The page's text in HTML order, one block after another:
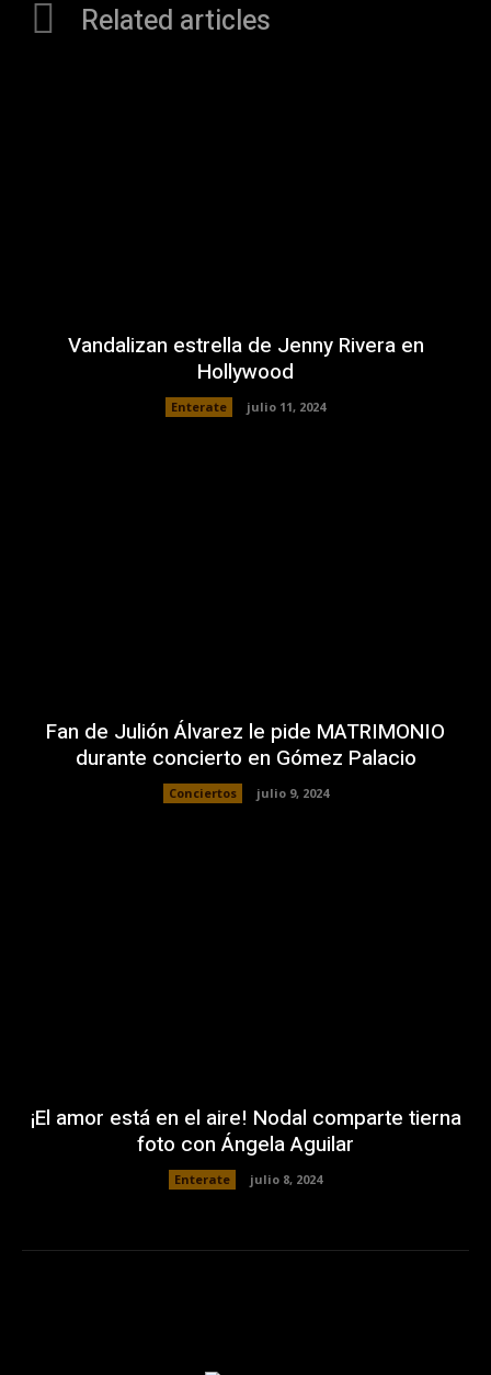
Related articles
Vandalizan estrella de Jenny Rivera en
Hollywood
Enterate julio 11, 2024
Fan de Julión Álvarez le pide MATRIMONIO
durante concierto en Gómez Palacio
Conciertos julio 9, 2024
¡El amor está en el aire! Nodal comparte tierna
foto con Ángela Aguilar
Enterate julio 8, 2024